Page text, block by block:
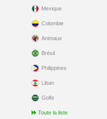
Mexique
Colombie
Animaux
Brésil
Philippines
Liban
Golfe
Toute la liste